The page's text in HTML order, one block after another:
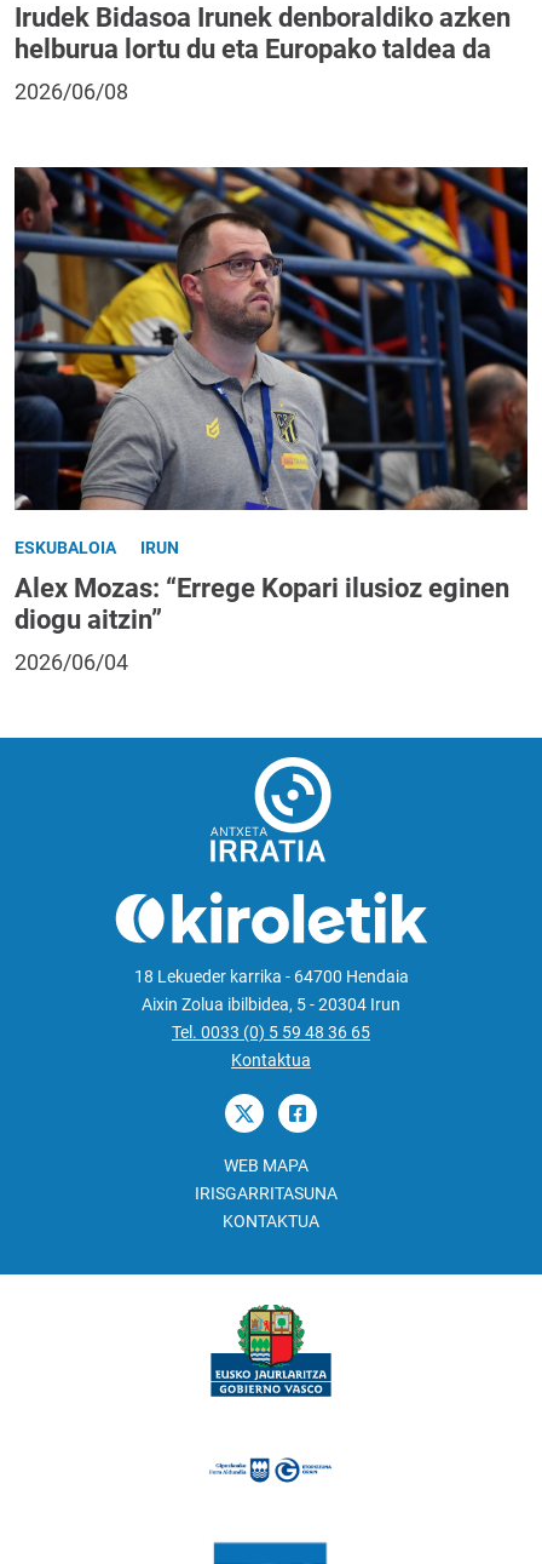
Irudek Bidasoa Irunek denboraldiko azken
helburua lortu du eta Europako taldea da
2026/06/08
ESKUBALOIA IRUN
Alex Mozas: “Errege Kopari ilusioz eginen
diogu aitzin”
2026/06/04
18 Lekueder karrika - 64700 Hendaia
Aixin Zolua ibilbidea, 5 - 20304 Irun
Tel. 0033 (0) 5 59 48 36 65
Kontaktua
WEB MAPA
IRISGARRITASUNA
KONTAKTUA